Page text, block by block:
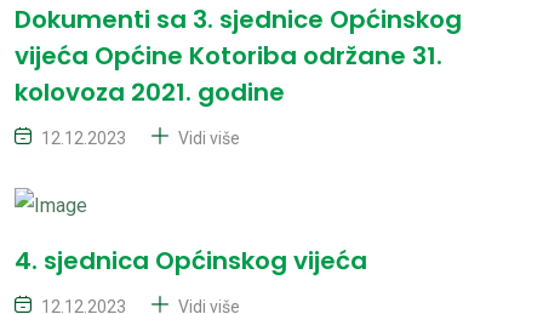
Dokumenti sa 3. sjednice Općinskog
vijeća Općine Kotoriba održane 31.
kolovoza 2021. godine
12.12.2023 Vidi više
4. sjednica Općinskog vijeća
12.12.2023 Vidi više